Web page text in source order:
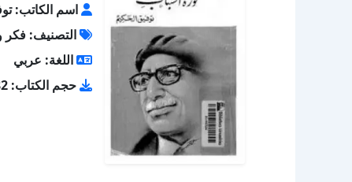
اسم الكاتب:
التصنيف: فكر
اللغة: عربي
حجم الكتاب: 3.82 ميجا بايت